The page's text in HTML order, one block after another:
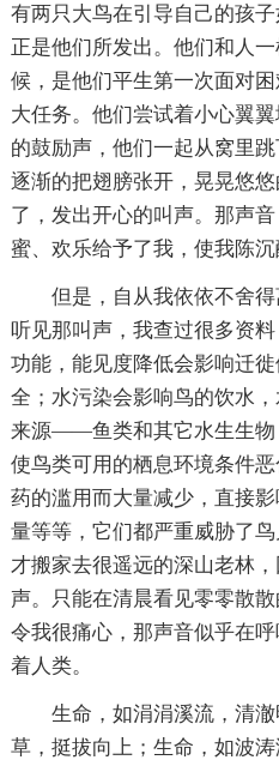
有两只大鸟在引导自己的孩
正是他们所发出。他们和人
候，是他们平生第一次面对
大任务。他们尝试着小心翼
的鼓励声，他们一起从窝里
逐渐的把翅膀张开，晃晃悠
了，发出开心的叫声。那声
蜜、欢乐给予了我，使我陈沉
但是，自从我依依不舍
听见那叫声，我查过很多资
功能，能见度降低会影响迁
全；水污染会影响鸟的饮水
来源——鱼类和其它水生生物
使鸟类可用的栖息环境条件
药的滥用而大量减少，直接
量等等，它们都严重威胁了
才搬家去很遥远的深山老林
声。只能在清晨看见零零散
令我很痛心，那声音似乎在
着人类。
生命，如涓涓溪流，清
草，挺拔向上；生命，如波